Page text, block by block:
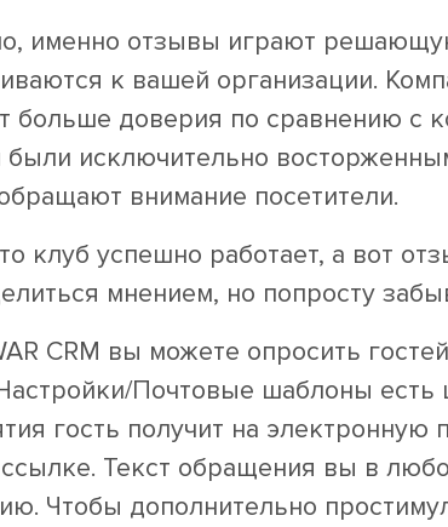
именно отзывы играют
к вашей организации.
больше доверия по сравнению с
были исключительно
внимание посетители.
клуб успешно работает, а вот
мнением, но попросту
CRM вы можете опросить
Почтовые шаблоны есть
гость получит на
Текст обращения вы в
Чтобы дополнительно